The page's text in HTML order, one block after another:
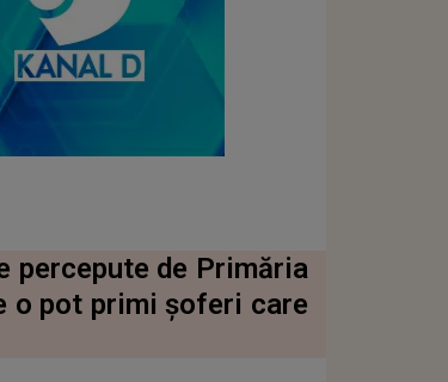
de Primăria
o pot primi șoferi care